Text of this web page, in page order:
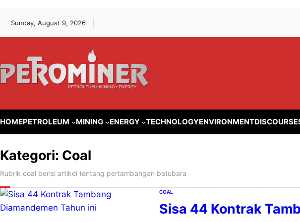
Sunday, August 9, 2026
HOMEPETROLEUM MINING ENERGY TECHNOLOGYENVIRONMENT
Kategori: Coal
Rubrik coal berisi artikel tentang pertambangan batubara
COAL
Sisa 44 Kontrak